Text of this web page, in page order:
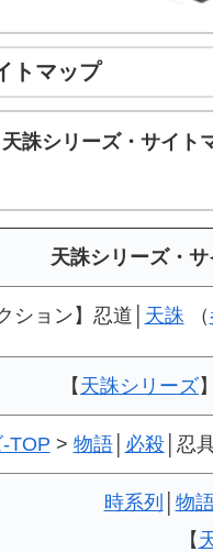
トマップ
天誅シリーズ・サイト
天誅シリーズ・
ション】忍道│ 天誅 （
【 天誅シリーズ
TOP > 物語│ 必殺│忍
時系列 物
【